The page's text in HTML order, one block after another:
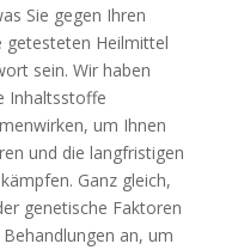
Sie gegen Ihren
getesteten Heilmittel
sein. Wir haben
Inhaltsstoffe
um Ihnen
und die langfristigen
Ganz gleich,
genetische Faktoren
an, um